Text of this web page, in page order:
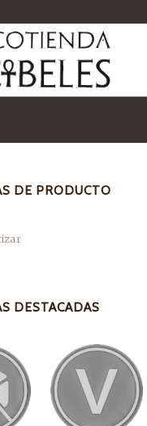
DE PRODUCTO
DESTACADAS